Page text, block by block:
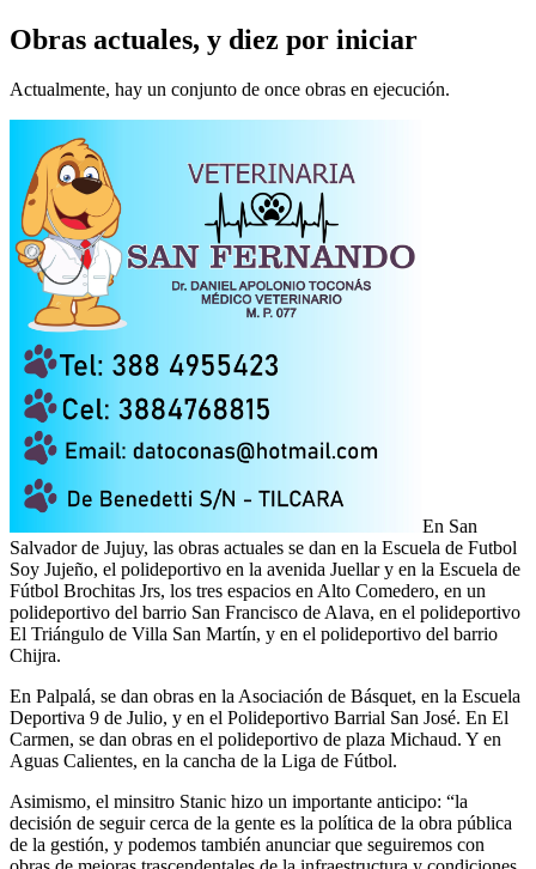
Obras actuales, y diez por iniciar
Actualmente, hay un conjunto de once obras en ejecución.
En San
Salvador de Jujuy, las obras actuales se dan en la Escuela de Futbol
Soy Jujeño, el polideportivo en la avenida Juellar y en la Escuela de
Fútbol Brochitas Jrs, los tres espacios en Alto Comedero, en un
polideportivo del barrio San Francisco de Alava, en el polideportivo
El Triángulo de Villa San Martín, y en el polideportivo del barrio
Chijra.
En Palpalá, se dan obras en la Asociación de Básquet, en la Escuela
Deportiva 9 de Julio, y en el Polideportivo Barrial San José. En El
Carmen, se dan obras en el polideportivo de plaza Michaud. Y en
Aguas Calientes, en la cancha de la Liga de Fútbol.
Asimismo, el minsitro Stanic hizo un importante anticipo: “la
decisión de seguir cerca de la gente es la política de la obra pública
de la gestión, y podemos también anunciar que seguiremos con